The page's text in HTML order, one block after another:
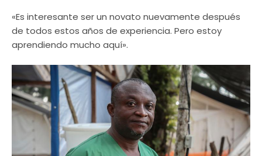
«Es interesante ser un novato nuevamente después
de todos estos años de experiencia. Pero estoy
aprendiendo mucho aquí».